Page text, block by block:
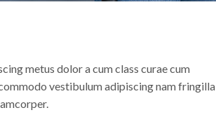
metus dolor a cum class curae cum
vestibulum adipiscing nam fringilla